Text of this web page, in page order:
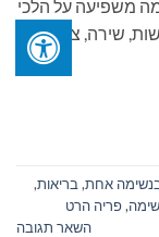
משפיעה על הלכי
שירה, צחוק,
אחת, בריאות,
,פריה הרט
השאר תגובה